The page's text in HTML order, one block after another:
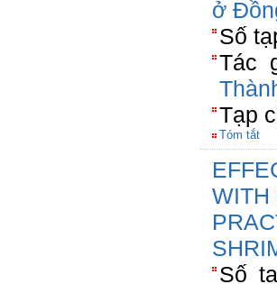
ở
Số
Tác
Tạp
Tóm tắt
WITH
Số